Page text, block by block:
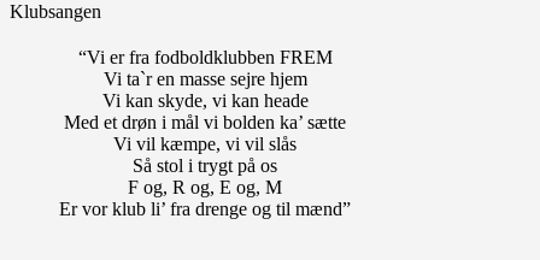
Klubsangen
“Vi er fra fodboldklubben FREM
Vi ta`r en masse sejre hjem
Vi kan skyde, vi kan heade
Med et drøn i mål vi bolden ka’ sætte
Vi vil kæmpe, vi vil slås
Så stol i trygt på os
F og, R og, E og, M
Er vor klub li’ fra drenge og til mænd”